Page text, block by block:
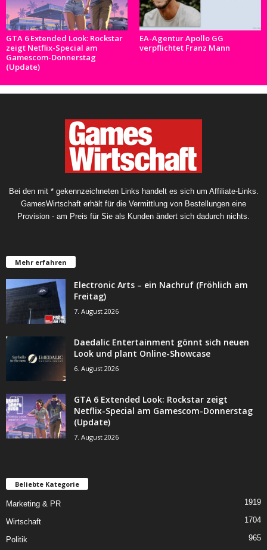
GTA 6 Extended Look: Rockstar
zeigt Netflix-Special am
Gamescom-Donnerstag
(Update)
EA-Agentur Apollo GG
verpflichtet Franz Mann
Bei den mit * gekennzeichneten Links handelt es sich um Affiliate-Links.
GamesWirtschaft erhält für die Vermittlung von Bestellungen eine
Provision - am Preis für Sie als Kunden ändert sich dadurch nichts.
Mehr erfahren
Electronic Arts – ein Nachruf (Fröhlich am
Freitag)
7. August 2026
Daedalic Entertainment gönnt sich neuen
Look und plant Online-Showcase
6. August 2026
GTA 6 Extended Look: Rockstar zeigt
Netflix-Special am Gamescom-Donnerstag
(Update)
7. August 2026
Beliebte Kategorie
Marketing & PR 1919
Wirtschaft 1704
Politik 965